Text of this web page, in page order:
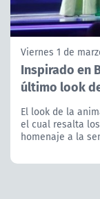
Viernes 1 de
Inspirado en
último look
El look de la
el cual resalta
homenaje a la